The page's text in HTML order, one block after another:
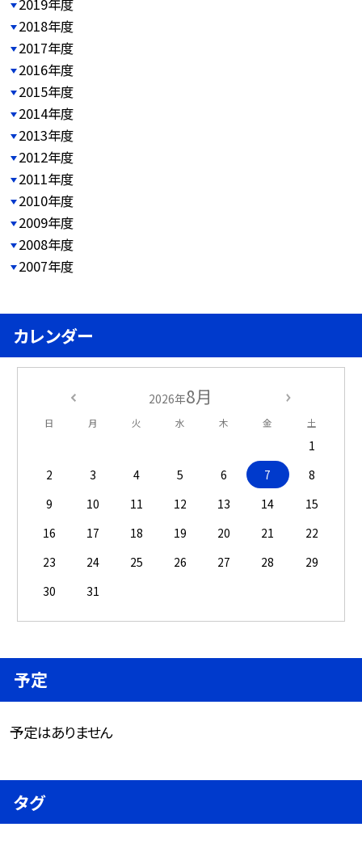
2019年度
2018年度
2017年度
2016年度
2015年度
2014年度
2013年度
2012年度
2011年度
2010年度
2009年度
2008年度
2007年度
カレンダー
2026年8月
日 月 火 水 木 金 土
1
2
3 4 5 6 7
8
9
10 11 12 13 14
15
16
17 18 19 20 21
22
23
24 25 26 27 28
29
30
31
予定
予定はありません
タグ